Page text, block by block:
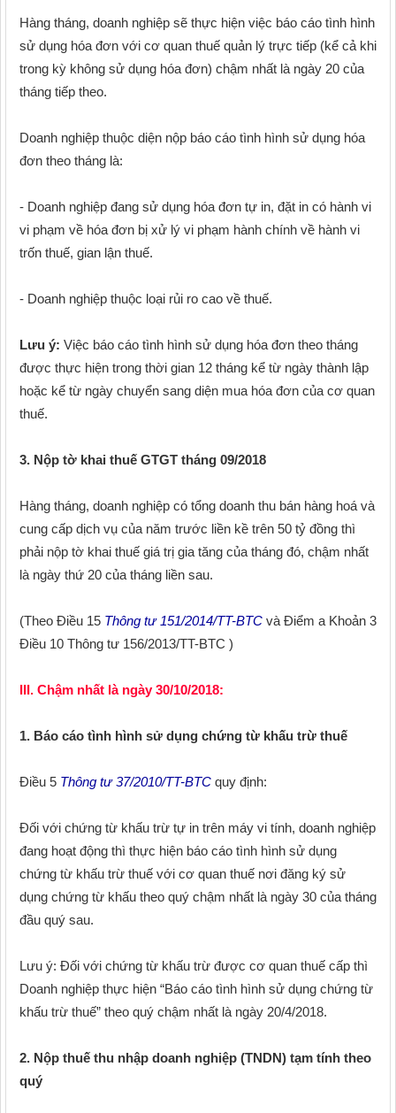
Hàng tháng, doanh nghiệp sẽ thực hiện việc báo cáo tình hình
sử dụng hóa đơn với cơ quan thuế quản lý trực tiếp (kể cả khi
trong kỳ không sử dụng hóa đơn) chậm nhất là ngày 20 của
tháng tiếp theo.
Doanh nghiệp thuộc diện nộp báo cáo tình hình sử dụng hóa
đơn theo tháng là:
- Doanh nghiệp đang sử dụng hóa đơn tự in, đặt in có hành vi
vi phạm về hóa đơn bị xử lý vi phạm hành chính về hành vi
trốn thuế, gian lận thuế.
- Doanh nghiệp thuộc loại rủi ro cao về thuế.
Lưu ý: Việc báo cáo tình hình sử dụng hóa đơn theo tháng
được thực hiện trong thời gian 12 tháng kể từ ngày thành lập
hoặc kể từ ngày chuyển sang diện mua hóa đơn của cơ quan
thuế.
3. Nộp tờ khai thuế GTGT tháng 09/2018
Hàng tháng, doanh nghiệp có tổng doanh thu bán hàng hoá và
cung cấp dịch vụ của năm trước liền kề trên 50 tỷ đồng thì
phải nộp tờ khai thuế giá trị gia tăng của tháng đó, chậm nhất
là ngày thứ 20 của tháng liền sau.
(Theo Điều 15 Thông tư 151/2014/TT-BTC và Điểm a Khoản 3
Điều 10 Thông tư 156/2013/TT-BTC )
III. Chậm nhất là ngày 30/10/2018:
1. Báo cáo tình hình sử dụng chứng từ khấu trừ thuế
Điều 5 Thông tư 37/2010/TT-BTC quy định:
Đối với chứng từ khấu trừ tự in trên máy vi tính, doanh nghiệp
đang hoạt động thì thực hiện báo cáo tình hình sử dụng
chứng từ khấu trừ thuế với cơ quan thuế nơi đăng ký sử
dụng chứng từ khấu theo quý chậm nhất là ngày 30 của tháng
đầu quý sau.
Lưu ý: Đối với chứng từ khấu trừ được cơ quan thuế cấp thì
Doanh nghiệp thực hiện “Báo cáo tình hình sử dụng chứng từ
khấu trừ thuế” theo quý chậm nhất là ngày 20/4/2018.
2. Nộp thuế thu nhập doanh nghiệp (TNDN) tạm tính theo
quý